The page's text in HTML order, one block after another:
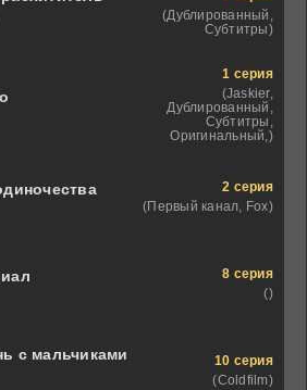
(Дублированный,
Субтитры)
1 серия
(Jaskier,
Дублированный,
Субтитры,
Оригинальный,)
2 серия
(Первый канал, Fox)
8 серия
()
с мальчиками
10 серия
(Coldfilm)